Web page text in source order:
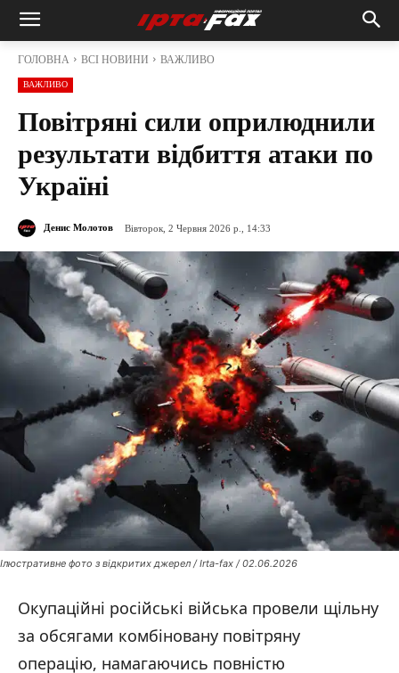
ГОЛОВНА ВСІ НОВИНИ ВАЖЛИВО
ВАЖЛИВО
Повітряні сили оприлюднили
результати відбиття атаки по
Україні
Денис Молотов Вівторок, 2 Червня 2026 р., 14:33
Ілюстративне фото з відкритих джерел / Irta-fax / 02.06.2026
Окупаційні російські війська провели щільну
за обсягами комбіновану повітряну
операцію, намагаючись повністю